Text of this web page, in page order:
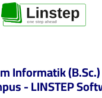
Informatik
- LINSTEP